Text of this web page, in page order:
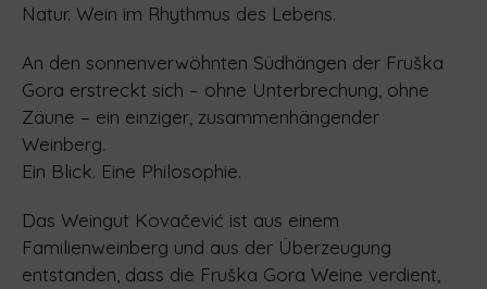
Natur. Wein im Rhythmus des Lebens.
An den sonnenverwöhnten Südhängen der Fruška
Gora erstreckt sich – ohne Unterbrechung, ohne
Zäune – ein einziger, zusammenhängender
Weinberg.
Ein Blick. Eine Philosophie.
Das Weingut Kovačević ist aus einem
Familienweinberg und aus der Überzeugung
entstanden, dass die Fruška Gora Weine verdient,